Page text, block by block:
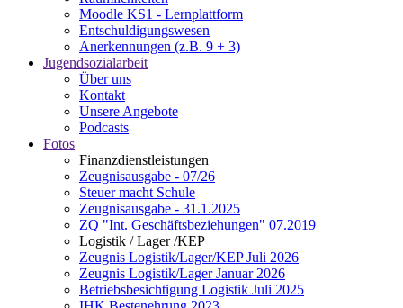
Moodle KS1 - Lernplattform
Entschuldigungswesen
Anerkennungen (z.B. 9 + 3)
Jugendsozialarbeit
Über uns
Kontakt
Unsere Angebote
Podcasts
Fotos
Finanzdienstleistungen
Zeugnisausgabe - 07/26
Steuer macht Schule
Zeugnisausgabe - 31.1.2025
ZQ "Int. Geschäftsbeziehungen" 07.2019
Logistik / Lager /KEP
Zeugnis Logistik/Lager/KEP Juli 2026
Zeugnis Logistik/Lager Januar 2026
Betriebsbesichtigung Logistik Juli 2025